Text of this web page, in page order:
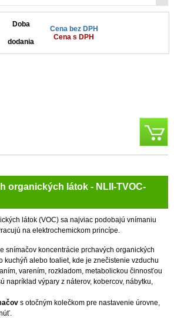
Doba
dodania
Cena bez DPH
Cena s DPH
organických látok - NLII-TVOC-
látok (VOC) sa najviac podobajú vnímaniu
na elektrochemickom princípe.
snímačov koncentrácie prchavých organických
kuchýň alebo toaliet, kde je znečistenie vzduchu
, varením, rozkladom, metabolickou činnosťou
napríklad výpary z náterov, kobercov, nábytku,
s otočným kolečkom pre nastavenie úrovne,